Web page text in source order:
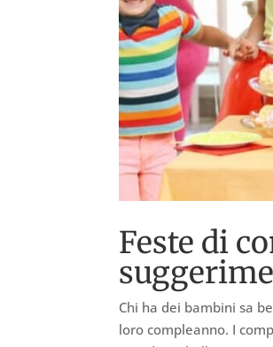
Feste di
Chi ha dei bambini sa
loro compleanno. I